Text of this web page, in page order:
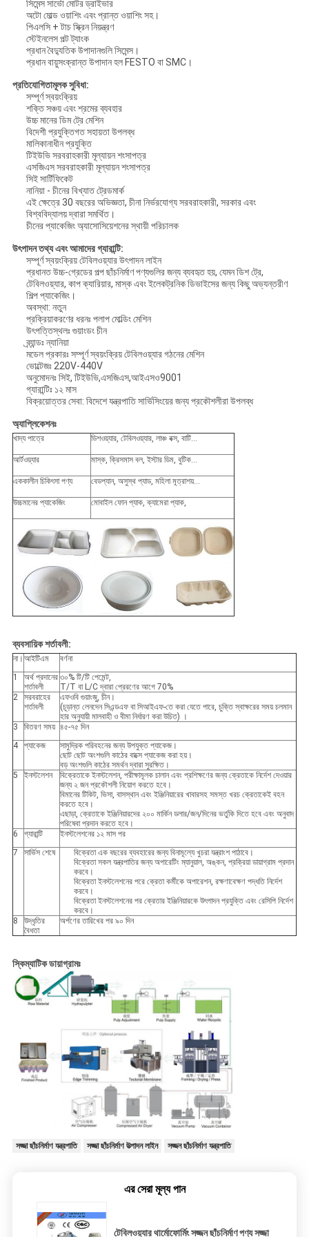
সিমেন্স সার্ভো মোটর ড্রাইভার
অটো মোল্ড ওয়াশিং এবং প্রান্ত ওয়াশিং সহ।
পিএলসি + টাচ স্ক্রিন নিয়ন্ত্রণ
স্টেইনলেস পল্ট ট্যাংক
প্রধান বৈদ্যুতিক উপাদানগুলি সিমেন্স।
প্রধান বায়ুসংক্রান্ত উপাদান হল FESTO বা SMC।
প্রতিযোগিতামূলক সুবিধা:
সম্পূর্ণ স্বয়ংক্রিয়
শক্তি সঞ্চয় এবং শ্রমের ব্যবহার
উচ্চ মানের ডিম ট্রে মেশিন
বিদেশী প্রযুক্তিগত সহায়তা উপলব্ধ
মালিকানাধীন প্রযুক্তি
টিইউভি সরবরাহকারী মূল্যায়ন শংসাপত্র
এসজিএস সরবরাহকারী মূল্যায়ন শংসাপত্র
সিই সার্টিফিকেট
নানিয়া - চীনের বিখ্যাত ট্রেডমার্ক
এই ক্ষেত্রে 30 বছরের অভিজ্ঞতা, চীনা নির্ভরযোগ্য সরবরাহকারী, সরকার এবং
বিশ্ববিদ্যালয় দ্বারা সমর্থিত।
চীনের প্যাকেজিং অ্যাসোসিয়েশনের স্থায়ী পরিচালক
উৎপাদন তথ্য এবং আমাদের গ্যারান্টি:
সম্পূর্ণ স্বয়ংক্রিয় টেবিলওয়্যার উৎপাদন লাইন
প্রধানত উচ্চ-গ্রেডের পল্প ছাঁচনির্মাণ পণ্যগুলির জন্য ব্যবহৃত হয়, যেমন ডিশ ট্রে,
টেবিলওয়্যার, কাপ ক্যারিয়ার, মাস্ক এবং ইলেকট্রনিক ডিভাইসের জন্য কিছু অভ্যন্তরীণ
শিল্প প্যাকেজিং।
অবস্থা: নতুন
প্রক্রিয়াকরণের ধরনঃ পলাপ মোল্ডিং মেশিন
উৎপত্তিস্থলঃ গুয়াংডং চীন
ব্র্যান্ডঃ ন্যানিয়া
মডেল প্রকারঃ সম্পূর্ণ স্বয়ংক্রিয় টেবিলওয়্যার গঠনের মেশিন
ভোল্টেজঃ 220V-440V
অনুমোদনঃ সিই, টিইউভি,এসজিএস,আইএসও9001
গ্যারান্টিঃ ১২ মাস
বিক্রয়োত্তর সেবা: বিদেশে যন্ত্রপাতি সার্ভিসিংয়ের জন্য প্রকৌশলীরা উপলব্ধ
অ্যাপ্লিকেশনঃ
খাদ্য পাত্রে ডিশওয়্যার, টেবিলওয়্যার, লাঞ্চ বক্স, বাটি...
আর্টওয়্যার মাস্ক, ক্রিসমাস বল, ইস্টার ডিম, বুটিক...
এককালীন চিকিৎসা পণ্য বেডপ্যান, অসুস্থ প্যাড, মহিলা মূত্রাশয়...
উচ্চমানের প্যাকেজিং মোবাইল ফোন প্যাক, ক্যামেরা প্যাক,
ব্যবসায়িক শর্তাবলী:
না। আইটিএম
বর্ণনা
1
অর্থ প্রদানের
শর্তাবলী
৩০% টি/টি পেমেন্ট,
T/T বা L/C দ্বারা প্রেরণের আগে 70%
2
সরবরাহের
শর্তাবলী
এফওবি গুয়াংজু, চীন।
(চূড়ান্ত লেনদেন সিএন্ডএফ বা সিআইএফ-তে করা যেতে পারে, চুক্তি স্বাক্ষরের সময় চলমান
হার অনুযায়ী মালবাহী ও বীমা নির্ধারণ করা উচিত) ।
3
বিতরণ সময় ৪৫-৭৫ দিন
4
প্যাকেজ
সামুদ্রিক পরিবহনের জন্য উপযুক্ত প্যাকেজ।
ছোট ছোট অংশগুলি কাঠের বাক্সে প্যাকেজ করা হয়।
বড় অংশগুলি কাঠের সমর্থন দ্বারা সুরক্ষিত।
5
ইনস্টলেশন
বিক্রেতাকে ইনস্টলেশন, পরীক্ষামূলক চালান এবং প্রশিক্ষণের জন্য ক্রেতাকে নির্দেশ দেওয়ার
জন্য ২ জন প্রকৌশলী নিয়োগ করতে হবে।
বিমানের টিকিট, ভিসা, বাসস্থান এবং ইঞ্জিনিয়ারের খাবারসহ সমস্ত খরচ ক্রেতাকেই বহন
করতে হবে।
এছাড়া, ক্রেতাকে ইঞ্জিনিয়ারদের ২০০ মার্কিন ডলার/জন/দিনের ভর্তুকি দিতে হবে এবং অনুবাদ
পরিষেবা প্রদান করতে হবে।
6
গ্যারান্টি
ইনস্টলেশনের ১২ মাস পর
7
সার্ভিস শেষে
বিক্রেতা এক বছরের ব্যবহারের জন্য বিনামূল্যে খুচরা যন্ত্রাংশ পাঠাবে।
বিক্রেতা সকল যন্ত্রপাতির জন্য অপারেটিং ম্যানুয়াল, অঙ্কন, প্রক্রিয়া ডায়াগ্রাম প্রদান
করবে।
বিক্রেতা ইনস্টলেশনের পরে ক্রেতা কর্মীকে অপারেশন, রক্ষণাবেক্ষণ পদ্ধতি নির্দেশ
করবে।
বিক্রেতা ইনস্টলেশনের পর ক্রেতার ইঞ্জিনিয়ারকে উৎপাদন প্রযুক্তি এবং রেসিপি নির্দেশ
করবে।
8
উদ্ধৃতির
বৈধতা
অর্পণের তারিখের পর ৯০ দিন
স্কিম্যাটিক ডায়াগ্রামঃ
সজ্জা ছাঁচনির্মাণ যন্ত্রপাতি সজ্জা ছাঁচনির্মাণ উত্পাদন লাইন সজ্জন ছাঁচনির্মাণ যন্ত্রপাতি
এর সেরা মূল্য পান
টেবিলওয়্যার থার্মোফোর্মিং সজ্জন ছাঁচনির্মাণ পণ্য সজ্জা